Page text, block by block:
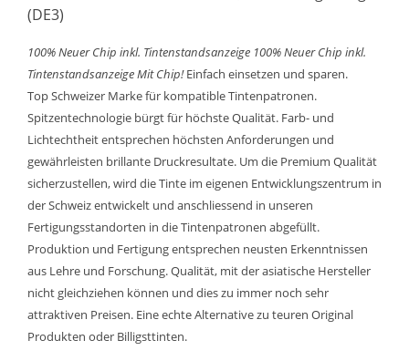
(DE3)
100% Neuer Chip inkl. Tintenstandsanzeige 100% Neuer Chip inkl.
TintenstandsanzeigeMit Chip!Einfach einsetzen und sparen.
Top Schweizer Marke für kompatible Tintenpatronen.
Spitzentechnologie bürgt für höchste Qualität. Farb- und
Lichtechtheit entsprechen höchsten Anforderungen und
gewährleisten brillante Druckresultate. Um die Premium Qualität
sicherzustellen, wird die Tinte im eigenen Entwicklungszentrum in
der Schweiz entwickelt und anschliessend in unseren
Fertigungsstandorten in die Tintenpatronen abgefüllt.
Produktion und Fertigung entsprechen neusten Erkenntnissen
aus Lehre und Forschung. Qualität, mit der asiatische Hersteller
nicht gleichziehen können und dies zu immer noch sehr
attraktiven Preisen. Eine echte Alternative zu teuren Original
Produkten oder Billigsttinten.